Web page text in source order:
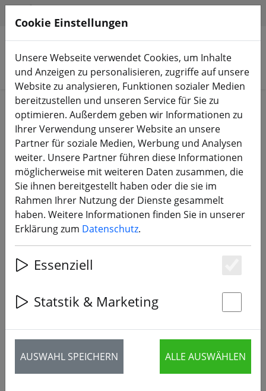
Produkte suchen
Start Bauteile FPV Antennen
Menace Raptor FPV Antenne LHCP
5.8ghz SMA Omni
‹ ›
14% SPAREN
Cookie Einstellungen
Unsere Webseite verwendet Cookies, um Inhalte
und Anzeigen zu personalisieren, zugriffe auf unsere
Website zu analysieren, Funktionen sozialer Medien
bereitzustellen und unseren Service für Sie zu
optimieren. Außerdem geben wir Informationen zu
Ihrer Verwendung unserer Website an unsere
Partner für soziale Medien, Werbung und Analysen
weiter. Unsere Partner führen diese Informationen
möglicherweise mit weiteren Daten zusammen, die
Sie ihnen bereitgestellt haben oder die sie im
Rahmen Ihrer Nutzung der Dienste gesammelt
haben. Weitere Informationen finden Sie in unserer
Erklärung zum Datenschutz.
Essenziell
Statstik & Marketing
AUSWAHL SPEICHERN ALLE AUSWÄHLEN